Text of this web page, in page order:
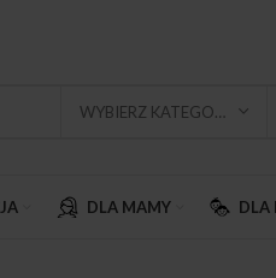
WYBIERZ KATEGORIĘ
DLA MAMY DLA